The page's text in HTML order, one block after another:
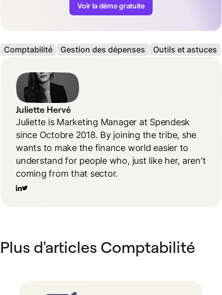
Voir la démo gratuite
Comptabilité Gestion des dépenses Outils et astuces
Juliette Hervé
Juliette is Marketing Manager at Spendesk
since Octobre 2018. By joining the tribe, she
wants to make the finance world easier to
understand for people who, just like her, aren't
coming from that sector.
Plus d'articles Comptabilité